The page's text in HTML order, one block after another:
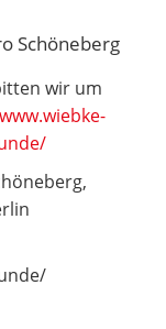
Schöneberg
wir um